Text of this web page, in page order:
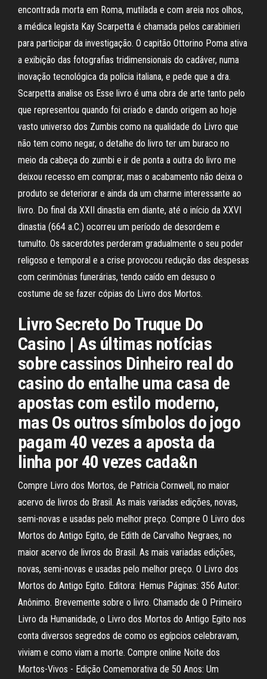
encontrada morta em Roma, mutilada e com areia nos olhos,
a médica legista Kay Scarpetta é chamada pelos carabinieri
para participar da investigação. O capitão Ottorino Poma ativa
a exibição das fotografias tridimensionais do cadáver, numa
inovação tecnológica da polícia italiana, e pede que a dra.
Scarpetta analise os Esse livro é uma obra de arte tanto pelo
que representou quando foi criado e dando origem ao hoje
vasto universo dos Zumbis como na qualidade do Livro que
não tem como negar, o detalhe do livro ter um buraco no
meio da cabeça do zumbi e ir de ponta a outra do livro me
deixou recesso em comprar, mas o acabamento não deixa o
produto se deteriorar e ainda da um charme interessante ao
livro. Do final da XXII dinastia em diante, até o início da XXVI
dinastia (664 a.C.) ocorreu um período de desordem e
tumulto. Os sacerdotes perderam gradualmente o seu poder
religoso e temporal e a crise provocou redução das despesas
com cerimônias funerárias, tendo caído em desuso o
costume de se fazer cópias do Livro dos Mortos.
Livro Secreto Do Truque Do
Casino | As últimas notícias
sobre cassinos Dinheiro real do
casino do entalhe uma casa de
apostas com estilo moderno,
mas Os outros símbolos do jogo
pagam 40 vezes a aposta da
linha por 40 vezes cada&n
Compre Livro dos Mortos, de Patricia Cornwell, no maior
acervo de livros do Brasil. As mais variadas edições, novas,
semi-novas e usadas pelo melhor preço. Compre O Livro dos
Mortos do Antigo Egito, de Edith de Carvalho Negraes, no
maior acervo de livros do Brasil. As mais variadas edições,
novas, semi-novas e usadas pelo melhor preço. O Livro dos
Mortos do Antigo Egito. Editora: Hemus Páginas: 356 Autor:
Anônimo. Brevemente sobre o livro. Chamado de O Primeiro
Livro da Humanidade, o Livro dos Mortos do Antigo Egito nos
conta diversos segredos de como os egípcios celebravam,
viviam e como viam a morte. Compre online Noite dos
Mortos-Vivos - Edição Comemorativa de 50 Anos: Um